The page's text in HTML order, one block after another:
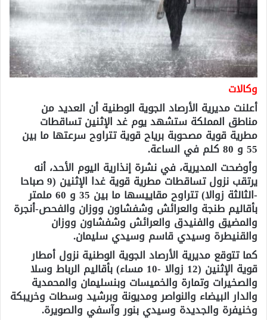
وكالات
أعلنت مديرية الأرصاد الجوية الوطنية أن العديد من
مناطق المملكة ستشهد يوم غد الإثنين تساقطات
مطرية قوية مصحوبة برياح قوية تتراوح سرعتها ما بين
55 و 80 كلم في الساعة.
وأوضحت المديرية، في نشرة إنذارية اليوم الأحد، أنه
يرتقب نزول تساقطات مطرية قوية غدا الإثنين (9 صباحا
-الثالثة زوالا) تتراوح مقاييسها ما بين 35 و 60 ملمتر
بأقاليم طنجة والعرائش وشفشاون ووزان والفحص-أنجرة
والمضيق والفنيدق والعرائش وشفشاون ووزان
والقنيطرة وسيدي قاسم وسيدي سليمان.
كما تتوقع مديرية الأرصاد الجوية الوطنية نزول أمطار
قوية الإثنين (12 زوالا -10 مساء) بأقاليم الرباط وسلا
والصخيرات وتمارة والخميسات وبنسليمان والمحمدية
والدار البيضاء والنواصر ومديونة وبرشيد وسطات وخريبكة
وخنيفرة والجديدة وسيدي بنور وآسفي والصويرة.